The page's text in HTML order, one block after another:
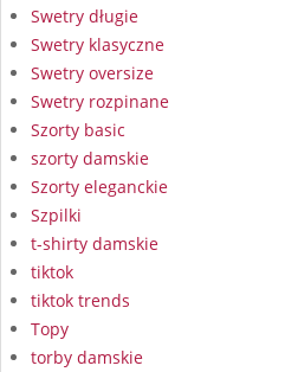
Swetry długie
Swetry klasyczne
Swetry oversize
Swetry rozpinane
Szorty basic
szorty damskie
Szorty eleganckie
Szpilki
t-shirty damskie
tiktok
tiktok trends
Topy
torby damskie